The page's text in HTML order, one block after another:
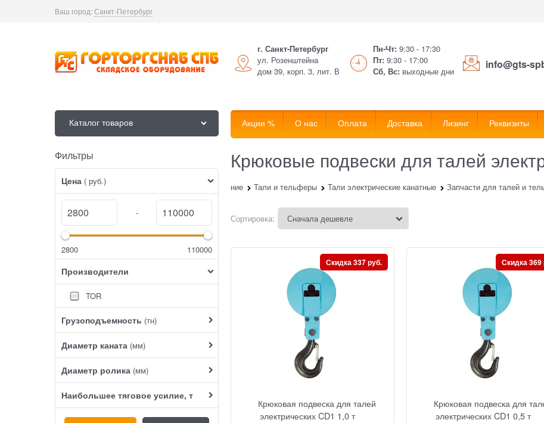
Ваш город:Санкт-Петербург
г. Санкт-Петербург
ул. Розенштейна
дом 39, корп. 3, лит. В
Пн-Чт: 9:30 - 17:30
Пт: 9:30 - 17:00
Сб, Вс: выходные дни
info@gts-
Каталог товаров Акции % О нас Оплата Доставка Лизинг Реквизиты
Фильтры
Цена ( руб.)
-
2800 110000
Производители
TOR
Грузоподъемность (тн)
Диаметр каната (мм)
Диаметр ролика (мм)
Наибольшее тяговое усилие, т
Найдено товаров: Крюковые подвески для талей
Главная Каталог Грузоподъемное оборудование Тали и тельферы Тали электрические канатные Запчасти для талей и
Сортировка:
Крюковая подвеска для талей
электрических CD1 1,0 т
Скидка 337 руб.
Крюковая подвеска для
электрических CD1 0,5 т
Скидка 369